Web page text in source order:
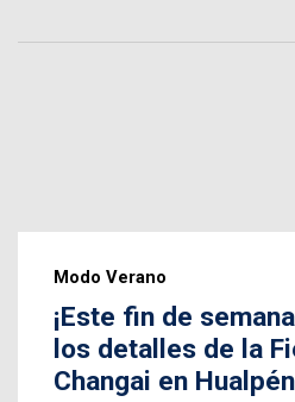
Modo Verano
¡Este fin de
los detalles de la
Changai en Hualpén